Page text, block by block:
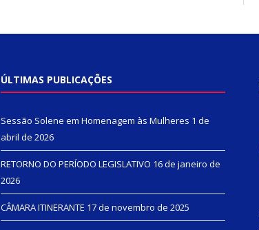
ÚLTIMAS PUBLICAÇÕES
Sessão Solene em Homenagem às Mulheres 1 de
abril de 2026
RETORNO DO PERÍODO LEGISLATIVO 16 de janeiro de
2026
CÂMARA ITINERANTE 17 de novembro de 2025